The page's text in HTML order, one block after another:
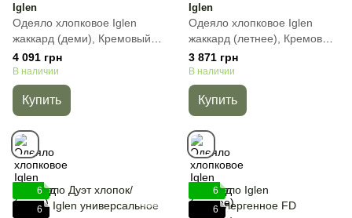
Iglen
Одеяло хлопковое Iglen
жаккард (деми), Кремовый,
Полуторный, 140х205 см,
450 г
4 091 грн
В наличии
Купить
Iglen
Одеяло хлопковое Iglen
жаккард (летнее), Кремовый,
Полуторный, 140х205 см,
450 г
3 871 грн
В наличии
Купить
6
6
6
6